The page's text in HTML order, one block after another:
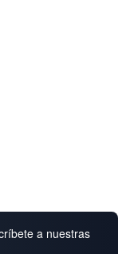
a nuestras